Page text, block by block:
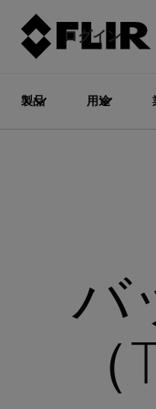
ログイン
製品 用途
バ